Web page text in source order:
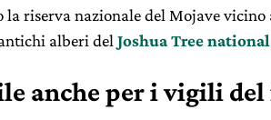
riserva nazionale del Mojave vicino
alberi del Joshua Tree
anche per i vigili del